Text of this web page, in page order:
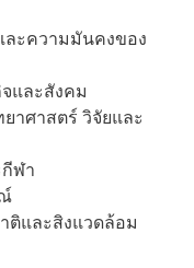
ะความมันคงของ
และสังคม
าศาสตร์ วิจัยและ
ฬา
ติและสิงแวดล้อม